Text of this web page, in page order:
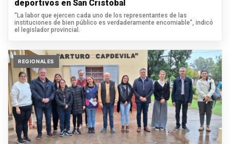
deportivos en San Cristóbal
“La labor que ejercen cada uno de los representantes de las
instituciones de bien público es verdaderamente encomiable”, indicó
el legislador provincial.
REGIONALES